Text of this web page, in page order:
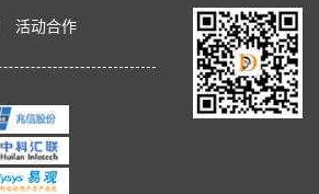
活动合作